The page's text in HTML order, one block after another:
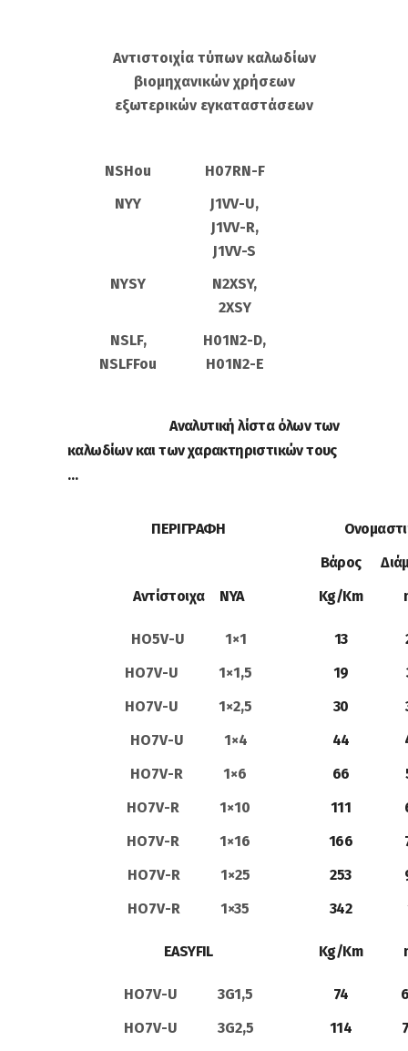
Αντιστοιχία τύπων καλωδίων
βιομηχανικών χρήσεων
εξωτερικών εγκαταστάσεων
NSHou
H07RN-F
NYY
J1VV-U,
J1VV-R,
J1VV-S
NYSY
N2XSY,
2XSY
NSLF,
NSLFFou
H01N2-D,
H01N2-E
Αναλυτική λίστα όλων των
καλωδίων και των χαρακτηριστικών τους
…
ΠΕΡΙΓΡΑΦΗ
Βάρος
Αντίστοιχα NYA
Kg/Km
HO5V-U 1×1 13
HO7V-U 1×1,5
19
HO7V-U 1×2,5
30
HO7V-U 1×4
44
HO7V-R 1×6
66
HO7V-R 1×10
111
HO7V-R 1×16
166
HO7V-R 1×25
253
HO7V-R 1×35
342
EASYFIL Kg/Km
HO7V-U 3G1,5 74
HO7V-U 3G2,5
114